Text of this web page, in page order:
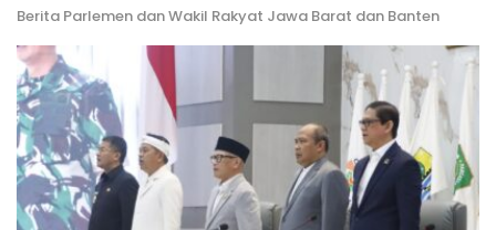
Berita Parlemen dan Wakil Rakyat Jawa Barat dan Banten